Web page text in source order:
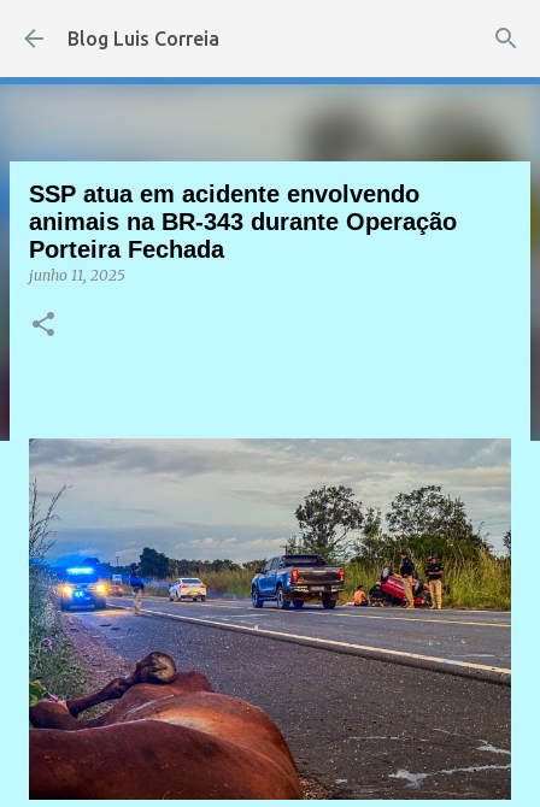
Pular para o conteúdo principal
Blog Luis Correia
SSP atua em acidente envolvendo
animais na BR-343 durante Operação
Porteira Fechada
junho 11, 2025